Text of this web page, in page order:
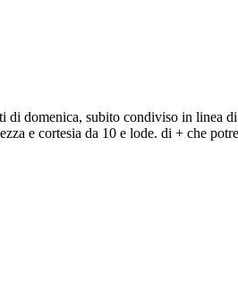
domenica, subito condiviso in linea
e cortesia da 10 e lode. di + che